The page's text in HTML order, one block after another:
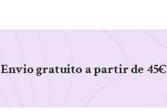
Envio gratuito a partir de 45€